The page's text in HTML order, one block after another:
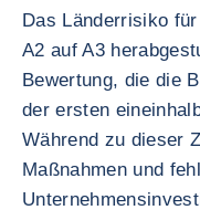
Das Länderrisiko
A2 auf A3
Bewertung, die die
der ersten
Während zu dieser
Maßnahmen und